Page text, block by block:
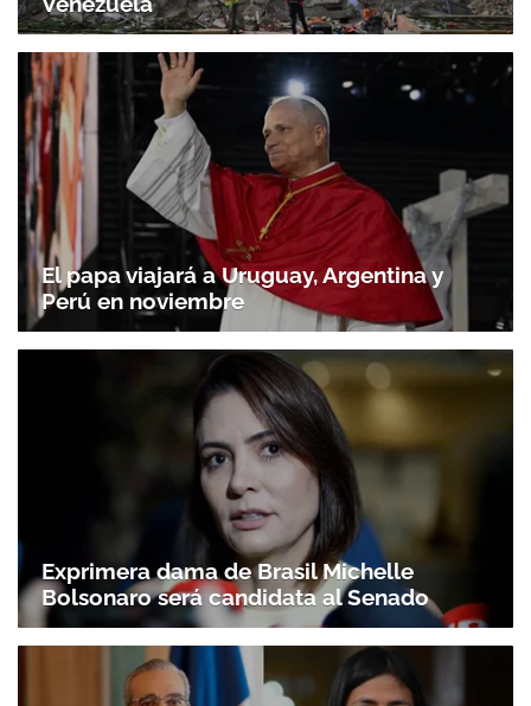
El papa viajará a Uruguay, Argentina y
Perú en noviembre
Exprimera dama de Brasil Michelle
Bolsonaro será candidata al Senado